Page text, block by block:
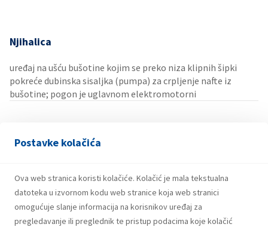
Postavke kolačića
Ova web stranica koristi kolačiće. Kolačić je mala tekstualna
datoteka u izvornom kodu web stranice koja web stranici
omogućuje slanje informacija na korisnikov uređaj za
pregledavanje ili preglednik te pristup podacima koje kolačić
Njihalica
uređaj na ušću bušotine kojim se preko niza klipnih šipki
pokreće dubinska sisaljka (pumpa) za crpljenje nafte iz
bušotine; pogon je uglavnom elektromotorni